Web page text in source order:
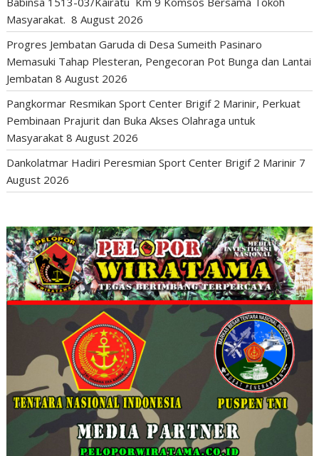
Masyarakat. 8 August 2026
Progres Jembatan Garuda di Desa Sumeith Pasinaro
Memasuki Tahap Plesteran, Pengecoran Pot Bunga dan Lantai
Jembatan 8 August 2026
Pangkormar Resmikan Sport Center Brigif 2 Marinir, Perkuat
Pembinaan Prajurit dan Buka Akses Olahraga untuk
Masyarakat 8 August 2026
Dankolatmar Hadiri Peresmian Sport Center Brigif 2 Marinir 7
August 2026